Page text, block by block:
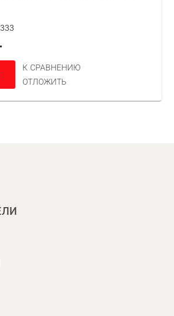
К СРАВНЕНИЮ
ОТЛОЖИТЬ